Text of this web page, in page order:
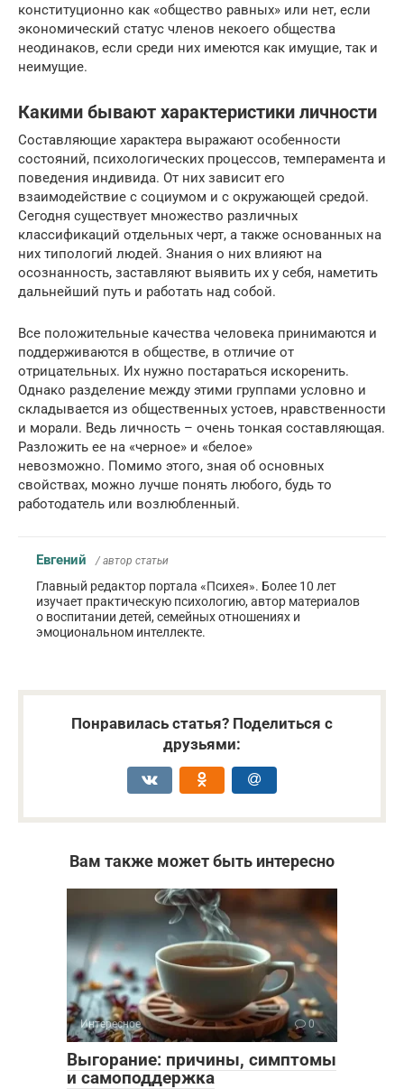
конституционно как «общество равных» или нет, если
экономический статус членов некоего общества
неодинаков, если среди них имеются как имущие, так и
неимущие.
Какими бывают характеристики личности
Составляющие характера выражают особенности
состояний, психологических процессов, темперамента и
поведения индивида. От них зависит его
взаимодействие с социумом и с окружающей средой.
Сегодня существует множество различных
классификаций отдельных черт, а также основанных на
них типологий людей. Знания о них влияют на
осознанность, заставляют выявить их у себя, наметить
дальнейший путь и работать над собой.
Все положительные качества человека принимаются и
поддерживаются в обществе, в отличие от
отрицательных. Их нужно постараться искоренить.
Однако разделение между этими группами условно и
складывается из общественных устоев, нравственности
и морали. Ведь личность – очень тонкая составляющая.
Разложить ее на «черное» и «белое»
невозможно. Помимо этого, зная об основных
свойствах, можно лучше понять любого, будь то
работодатель или возлюбленный.
Евгений / автор статьи
Главный редактор портала «Психея». Более 10 лет
изучает практическую психологию, автор материалов
о воспитании детей, семейных отношениях и
эмоциональном интеллекте.
Понравилась статья? Поделиться с
друзьями:
Вам также может быть интересно
Интересное 0
Выгорание: причины, симптомы
и самоподдержка